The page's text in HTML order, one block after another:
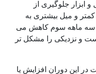
ابزار جلوگیری از
و میل بیشتری به
سه ماهه سوم کاهش می
و نزدیکی را مشکل تر
این دوران افزایش یا